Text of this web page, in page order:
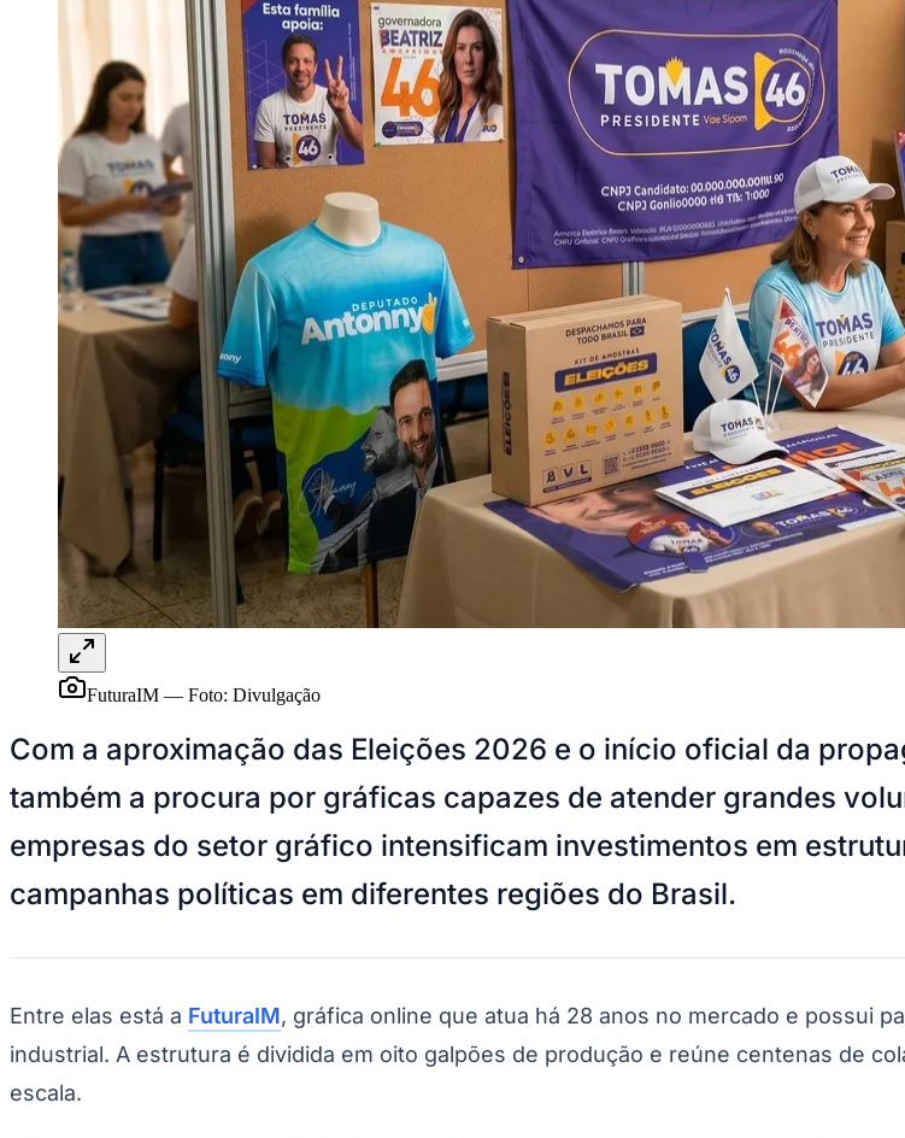
Negócios Regionais
Turismo
Segurança Regional
Hospitais Estaduais
Parques & Represas
Cidades da Região
Santana de ParnaíbaOsascoCarapicuíbaJandiraItapevi Pirapora do Bom JesusAraçariguama Cajamar Caieiras
Para Sua Empresa
Anuncie Regional
Guia de Empresas
Vagas na Região
Novo
Hub de Negócios
Guia Comercial
Selo Verificado
Portal Educacional
Agenda de Vestibulares
Vagas de Emprego
Panorama Econômico
Panorama Econômico
Para Sua Empresa
Anuncie no Portal
Verificar EmpresaNovo
Anunciar Vagas
Publicidade Legal
NBA
Fórmula 1
Tênis (ATP)
NHL
Atletismo
Vôlei
NBB
Brasileirão Série B
Paulistão
Copa do Brasil
Sul-Americana
FuturaIM — Foto: Divulgação
Com a aproximação das Eleições 2026 e o início oficial da
também a procura por gráficas capazes de atender grandes
empresas do setor gráfico intensificam investimentos em
campanhas políticas em diferentes regiões do Brasil.
Entre elas está a FuturaIM, gráfica online que atua há 28 anos no mercado e possui
industrial. A estrutura é dividida em oito galpões de produção e reúne centenas de
escala.